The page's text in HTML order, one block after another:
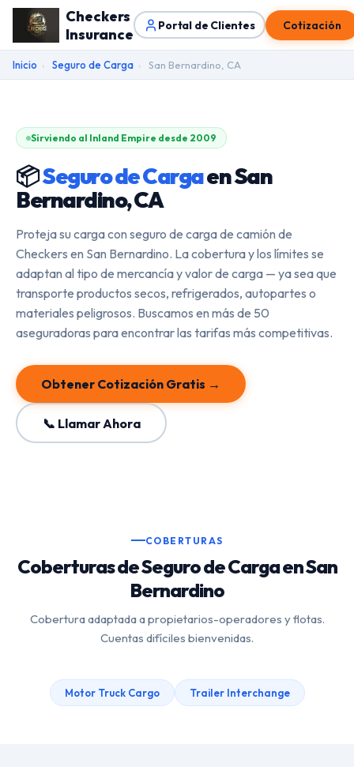
Checkers
Insurance
Portal de Clientes Cotización
Inicio › Seguro de Carga › San Bernardino, CA
Sirviendo al Inland Empire desde 2009
📦Seguro de Cargaen San
Bernardino, CA
Proteja su carga con seguro de carga de camión de
Checkers en San Bernardino. La cobertura y los límites se
adaptan al tipo de mercancía y valor de carga — ya sea que
transporte productos secos, refrigerados, autopartes o
materiales peligrosos. Buscamos en más de 50
aseguradoras para encontrar las tarifas más competitivas.
Obtener Cotización Gratis →
📞 Llamar Ahora
COBERTURAS
Coberturas de Seguro de Carga en San
Bernardino
Cobertura adaptada a propietarios-operadores y flotas.
Cuentas difíciles bienvenidas.
Motor Truck Cargo Trailer Interchange